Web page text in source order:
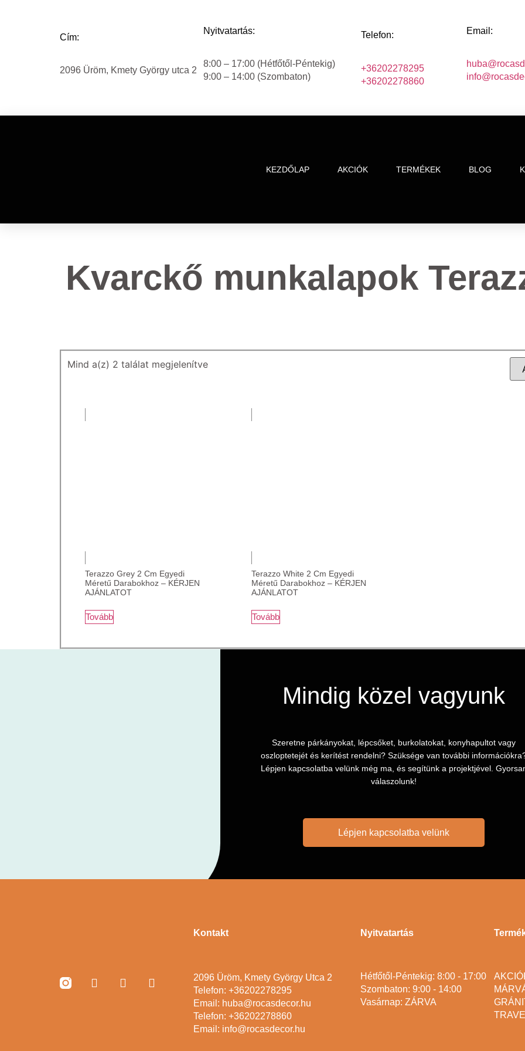
Cím:
2096 Üröm, Kmety György utca 2
Nyitvatartás:
8:00 – 17:00 (Hétfőtől-Péntekig)
9:00 – 14:00 (Szombaton)
Telefon:
+36202278295
+36202278860
Email:
KEZDŐLAP AKCIÓK TERMÉKEK BLOG
Kvarckő munkalapok
Mind a(z) 2 találat megjelenítve
Terazzo Grey 2 Cm Egyedi
Méretű Darabokhoz – KÉRJEN
AJÁNLATOT
Tovább
Terazzo White 2 Cm Egyedi
Méretű Darabokhoz – KÉRJEN
AJÁNLATOT
Tovább
Mindig közel vagyunk
Szeretne párkányokat, lépcsőket, burkolatokat, konyhapultot vagy
oszloptetejét és kerítést rendelni? Szüksége van további
Lépjen kapcsolatba velünk még ma, és segítünk a projektjével.
válaszolunk!
Lépjen kapcsolatba velünk
Kontakt
2096 Üröm, Kmety György Utca 2
Telefon: +36202278295
Email: huba@rocasdecor.hu
Telefon: +36202278860
Email: info@rocasdecor.hu
Nyitvatartás
Hétfőtől-Péntekig: 8:00 - 17:00
Szombaton: 9:00 - 14:00
Vasárnap: ZÁRVA